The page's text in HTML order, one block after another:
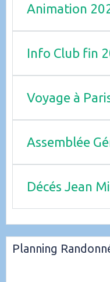
Animation
Info Club fin
Voyage à
Assemblée
Décés Jean
Planning